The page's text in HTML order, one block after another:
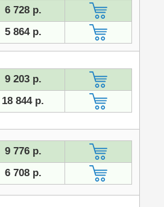
6 728 р.
5 864 р.
9 203 р.
18 844 р.
9 776 р.
6 708 р.